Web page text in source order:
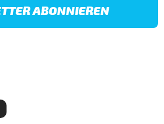
ABONNIEREN